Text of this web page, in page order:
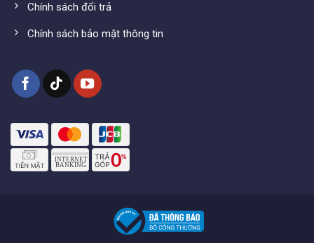
Aruba IAP225 | WiFi ốp trần
1800 Mbps, Tải 250user, PoE
2.300.000₫ 1.590.000
Chính sách đổi trả
Chính sách bảo mật thông tin